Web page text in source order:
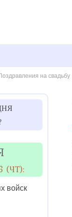
на свадьбу
(ЧТ):
войск